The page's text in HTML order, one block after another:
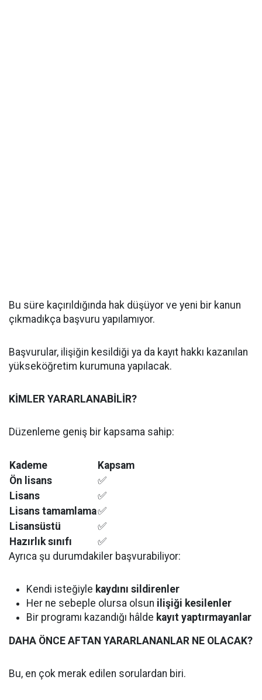
Bu süre kaçırıldığında hak düşüyor ve yeni bir kanun
çıkmadıkça başvuru yapılamıyor.
Başvurular, ilişiğin kesildiği ya da kayıt hakkı kazanılan
yükseköğretim kurumuna yapılacak.
KİMLER YARARLANABİLİR?
Düzenleme geniş bir kapsama sahip:
Kademe
Kapsam
Ön lisans
✅
Lisans
✅
Lisans tamamlama✅
Lisansüstü
✅
Hazırlık sınıfı
✅
Ayrıca şu durumdakiler başvurabiliyor:
Kendi isteğiyle kaydını sildirenler
Her ne sebeple olursa olsun ilişiği kesilenler
Bir programı kazandığı hâlde kayıt yaptırmayanlar
DAHA ÖNCE AFTAN YARARLANANLAR NE OLACAK?
Bu, en çok merak edilen sorulardan biri.